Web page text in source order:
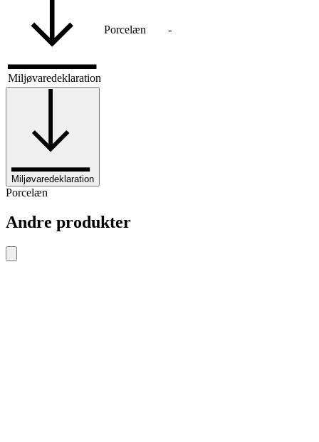
Miljøvaredeklaration
Porcelæn -
Miljøvaredeklaration
Porcelæn
Andre produkter